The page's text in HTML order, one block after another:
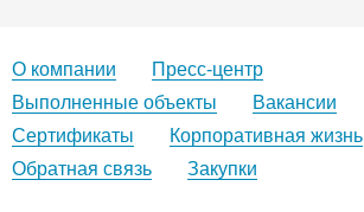
О компании
Пресс-центр
Выполненные объекты
Вакансии
Сертификаты
Корпоративная жизнь
Обратная связь
Закупки